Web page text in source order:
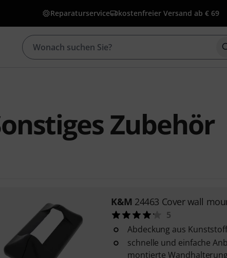
Reparaturservice kostenfreier Versand ab € 69
Zubehör
K&M 24463 Cover wall
5
Abdeckung aus
schnelle und einfache
montierte Wandhalterung